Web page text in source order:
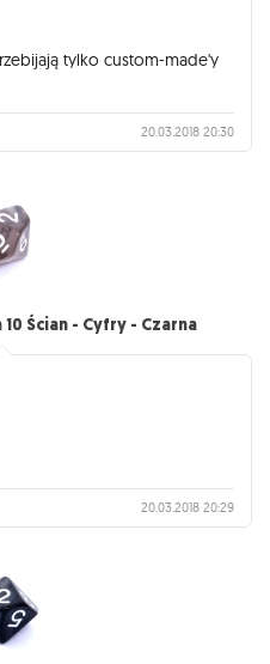
tylko custom-made'y
20.03.2018 20:30
10 Ścian - Cyfry - Czarna
20.03.2018 20:29